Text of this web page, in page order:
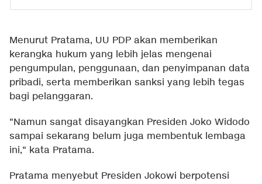
Menurut Pratama, UU PDP akan memberikan
kerangka hukum yang lebih jelas mengenai
pengumpulan, penggunaan, dan penyimpanan data
pribadi, serta memberikan sanksi yang lebih tegas
bagi pelanggaran.
"Namun sangat disayangkan Presiden Joko Widodo
sampai sekarang belum juga membentuk lembaga
ini," kata Pratama.
Pratama menyebut Presiden Jokowi berpotensi